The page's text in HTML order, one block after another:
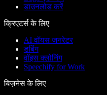
डाउनलोड करें
क्रिएटर्स के लिए
AI वॉयस जनरेटर
डबिंग
वॉइस क्लोनिंग
Speechify for Work
बिज़नेस के लिए